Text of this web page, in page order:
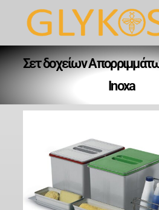
Σετ δοχείων
Inoxa